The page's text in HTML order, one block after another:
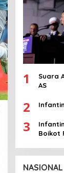
1
Suara
AS
2
3
Boikot
NASIONAL